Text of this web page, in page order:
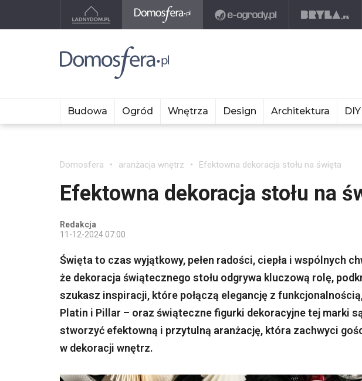
Budowa Ogród Wnętrza Design Architektura DIY
Domosfera aranżacja wnętrz Efektowna dekoracja stołu na święta
Efektowna dekoracja stołu na
Redakcja
11-12-2024 07:00
Święta to czas wyjątkowy, pełen radości, ciepła i wspólnych
że dekoracja świątecznego stołu odgrywa kluczową rolę,
szukasz inspiracji, które połączą elegancję z
Platin i Pillar – oraz świąteczne figurki dekoracyjne tej marki
stworzyć efektowną i przytulną aranżację, która zachwyci
w dekoracji wnętrz.